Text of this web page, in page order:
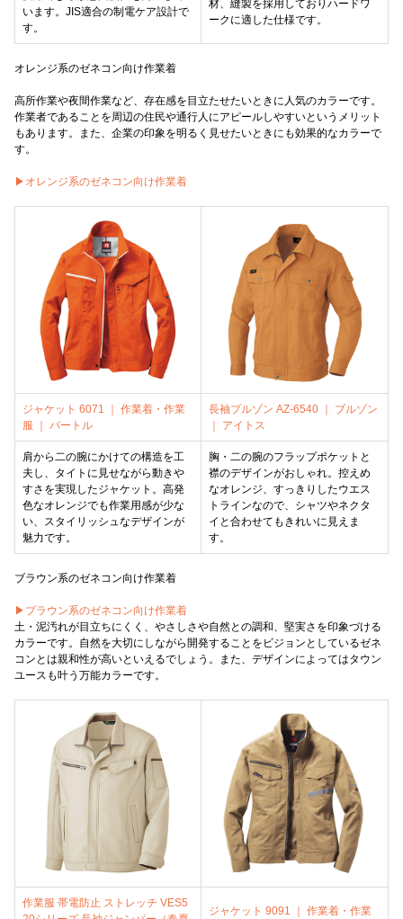
います。JIS適合の制電ケア設計で
す。
材、縫製を採用しておりハードワ
ークに適した仕様です。
オレンジ系のゼネコン向け作業着
高所作業や夜間作業など、存在感を目立たせたいときに人気のカラーです。
作業者であることを周辺の住民や通行人にアピールしやすいというメリット
もあります。また、企業の印象を明るく見せたいときにも効果的なカラーで
す。
▶オレンジ系のゼネコン向け作業着
ジャケット 6071 ｜ 作業着・作業
服 ｜ バートル
長袖ブルゾン AZ-6540 ｜ ブルゾン
｜ アイトス
肩から二の腕にかけての構造を工
夫し、タイトに見せながら動きや
すさを実現したジャケット。高発
色なオレンジでも作業用感が少な
い、スタイリッシュなデザインが
魅力です。
胸・二の腕のフラップポケットと
襟のデザインがおしゃれ。控えめ
なオレンジ、すっきりしたウエス
トラインなので、シャツやネクタ
イと合わせてもきれいに見えま
す。
ブラウン系のゼネコン向け作業着
▶ブラウン系のゼネコン向け作業着
土・泥汚れが目立ちにくく、やさしさや自然との調和、堅実さを印象づける
カラーです。自然を大切にしながら開発することをビジョンとしているゼネ
コンとは親和性が高いといえるでしょう。また、デザインによってはタウン
ユースも叶う万能カラーです。
作業服 帯電防止 ストレッチ VES5
ジャケット 9091 ｜ 作業着・作業